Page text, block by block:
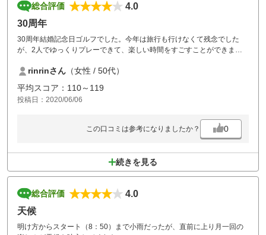
総合評価
4.0
30周年
30周年結婚記念日ゴルフでした。今年は旅行も行けなくて残念でした
が、2人でゆっくりプレーできて、楽しい時間をすごすことができまし
rinrinさん （女性 / 50代）
平均スコア：110～119
投稿日：2020/06/06
この口コミは参考になりましたか？ 0
続きを見る
総合評価
4.0
天候
明け方からスタート（8：50）まで小雨だったが、直前に上り月一回の